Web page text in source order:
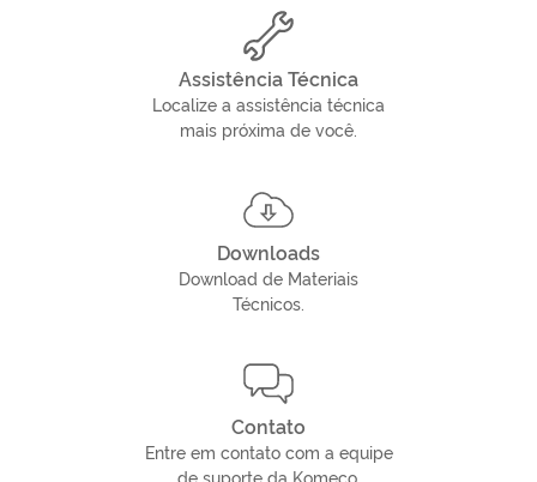
Assistência Técnica
Localize a assistência técnica
mais próxima de você.
Downloads
Download de Materiais
Técnicos.
Contato
Entre em contato com a equipe
de suporte da Komeco.